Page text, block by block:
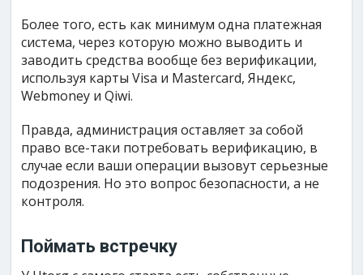
Более того, есть как минимум одна платежная
система, через которую можно выводить и
заводить средства вообще без верификации,
используя карты Visa и Mastercard, Яндекс,
Webmoney и Qiwi.
Правда, администрация оставляет за собой
право все-таки потребовать верификацию, в
случае если ваши операции вызовут серьезные
подозрения. Но это вопрос безопасности, а не
контроля.
Поймать встречку